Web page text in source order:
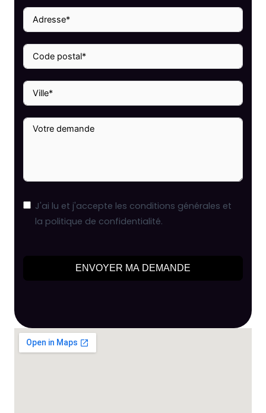
J'ai lu et j'accepte les conditions générales et
la politique de confidentialité.
ENVOYER MA DEMANDE